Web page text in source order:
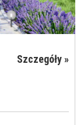
Szczegóły »